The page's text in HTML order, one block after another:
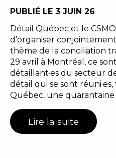
PUBLIÉ LE 3 JUIN 26
Détail Québec et le
d’organiser
thème de la conciliation
29 avril à Montréal, ce
détaillant·es du secteur
détail qui se sont
Québec, une quarantaine
Lire la suite